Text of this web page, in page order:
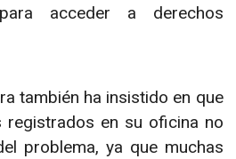
acceder a derechos
también ha insistido en que
registrados en su oficina no
problema, ya que muchas